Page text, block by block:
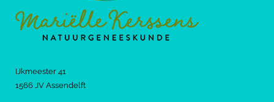
IJkmeester 41
1566 JV Assendelft